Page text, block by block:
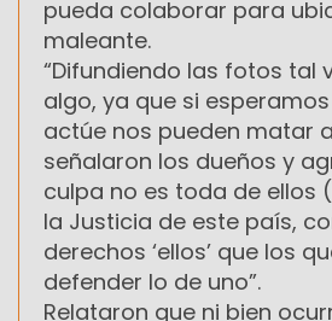
pueda colaborar para
maleante.
“Difundiendo las fotos tal
algo, ya que si
actúe nos pueden matar
señalaron los dueños y
culpa no es toda de ellos
la Justicia de este país,
derechos ‘ellos’ que los
defender lo de uno”.
Relataron que ni bien